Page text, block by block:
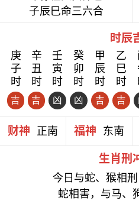
子辰巳命三六合
时辰
庚
子
时
吉
辛
丑
时
吉
壬
寅
时
凶
癸
卯
时
凶
甲
辰
时
吉
乙
巳
时
吉
财神 正南 福神 东南
生肖刑
今日与蛇、猴相
蛇相害，与马、